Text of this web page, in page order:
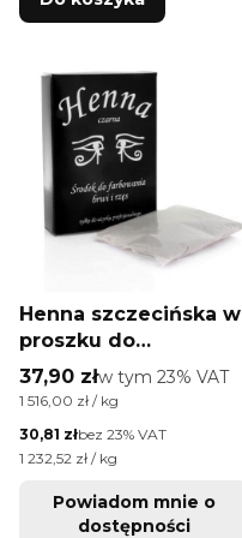
Henna szczecińska w
proszku do
farbowania brwi i rzęs
czarna 25 g
Cena brutto
37,90 złw tym %s VAT
w tym 23% VAT
Cena jednostkowa brutto
1 516,00 zł / kg
Cena netto
30,81 złbez 23% VAT
Cena jednostkowa netto
1 232,52 zł / kg
Powiadom mnie o
dostępności